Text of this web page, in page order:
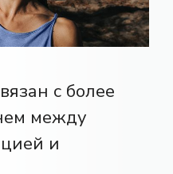
с более
между
и